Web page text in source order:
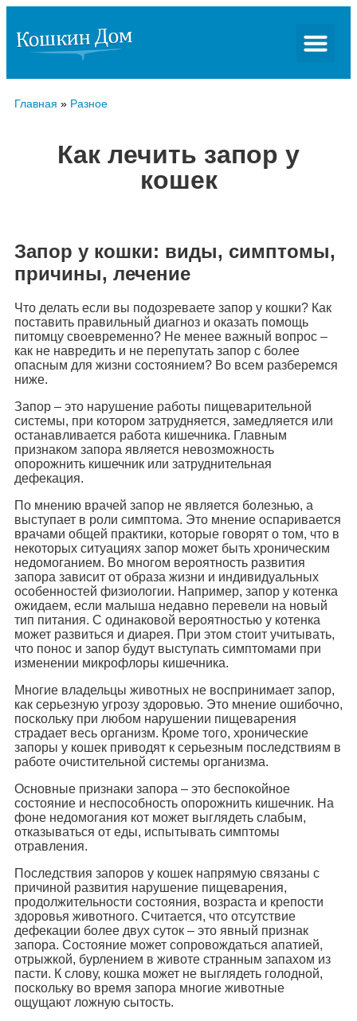
Главная » Разное
Как лечить запор у
кошек
Запор у кошки: виды, симптомы,
причины, лечение
Что делать если вы подозреваете запор у кошки? Как
поставить правильный диагноз и оказать помощь
питомцу своевременно? Не менее важный вопрос –
как не навредить и не перепутать запор с более
опасным для жизни состоянием? Во всем разберемся
ниже.
Запор – это нарушение работы пищеварительной
системы, при котором затрудняется, замедляется или
останавливается работа кишечника. Главным
признаком запора является невозможность
опорожнить кишечник или затруднительная
дефекация.
По мнению врачей запор не является болезнью, а
выступает в роли симптома. Это мнение оспаривается
врачами общей практики, которые говорят о том, что в
некоторых ситуациях запор может быть хроническим
недомоганием. Во многом вероятность развития
запора зависит от образа жизни и индивидуальных
особенностей физиологии. Например, запор у котенка
ожидаем, если малыша недавно перевели на новый
тип питания. С одинаковой вероятностью у котенка
может развиться и диарея. При этом стоит учитывать,
что понос и запор будут выступать симптомами при
изменении микрофлоры кишечника.
Многие владельцы животных не воспринимает запор,
как серьезную угрозу здоровью. Это мнение ошибочно,
поскольку при любом нарушении пищеварения
страдает весь организм. Кроме того, хронические
запоры у кошек приводят к серьезным последствиям в
работе очистительной системы организма.
Основные признаки запора – это беспокойное
состояние и неспособность опорожнить кишечник. На
фоне недомогания кот может выглядеть слабым,
отказываться от еды, испытывать симптомы
отравления.
Последствия запоров у кошек напрямую связаны с
причиной развития нарушение пищеварения,
продолжительности состояния, возраста и крепости
здоровья животного. Считается, что отсутствие
дефекации более двух суток – это явный признак
запора. Состояние может сопровождаться апатией,
отрыжкой, бурлением в животе странным запахом из
пасти. К слову, кошка может не выглядеть голодной,
поскольку во время запора многие животные
ощущают ложную сытость.